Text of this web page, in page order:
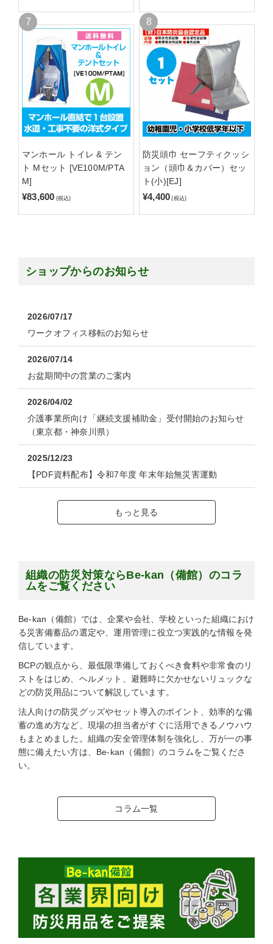
マンホール トイレ & テン
ト Mセット [VE100M/PTA
M]
¥83,600 (税込)
防災頭巾 セーフティクッシ
ョン（頭巾＆カバー）セッ
ト(小)[EJ]
¥4,400 (税込)
ショップからのお知らせ
2026/07/17
ワークオフィス移転のお知らせ
2026/07/14
お盆期間中の営業のご案内
2026/04/02
介護事業所向け「継続支援補助金」受付開始のお知らせ
（東京都・神奈川県）
2025/12/23
【PDF資料配布】令和7年度 年末年始無災害運動
もっと見る
組織の防災対策ならBe-kan（備館）のコラ
ムをご覧ください
Be-kan（備館）では、企業や会社、学校といった組織におけ
る災害備蓄品の選定や、運用管理に役立つ実践的な情報を発
信しています。
BCPの観点から、最低限準備しておくべき食料や非常食のリ
ストをはじめ、ヘルメット、避難時に欠かせないリュックな
どの防災用品について解説しています。
法人向けの防災グッズやセット導入のポイント、効率的な備
蓄の進め方など、現場の担当者がすぐに活用できるノウハウ
もまとめました。組織の安全管理体制を強化し、万が一の事
態に備えたい方は、Be-kan（備館）のコラムをご覧くださ
い。
コラム一覧